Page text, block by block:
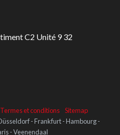
C2 Unité 9 32
Termes et conditions
Sitemap
- Frankfurt - Hambourg -
- Veenendaal